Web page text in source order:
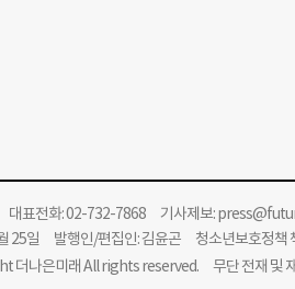
표전화: 02-732-7868 기사제보:
25일 발행인/편집인: 김윤곤 청소년보호정책
더나은미래 All rights reserved. 무단 전재 및